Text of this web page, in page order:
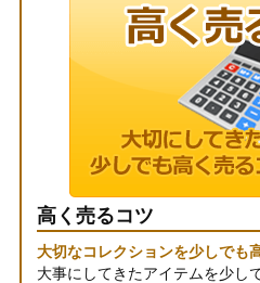
高く売るコツ
大切なコレクションを少しでも
大事にしてきたアイテムを少し